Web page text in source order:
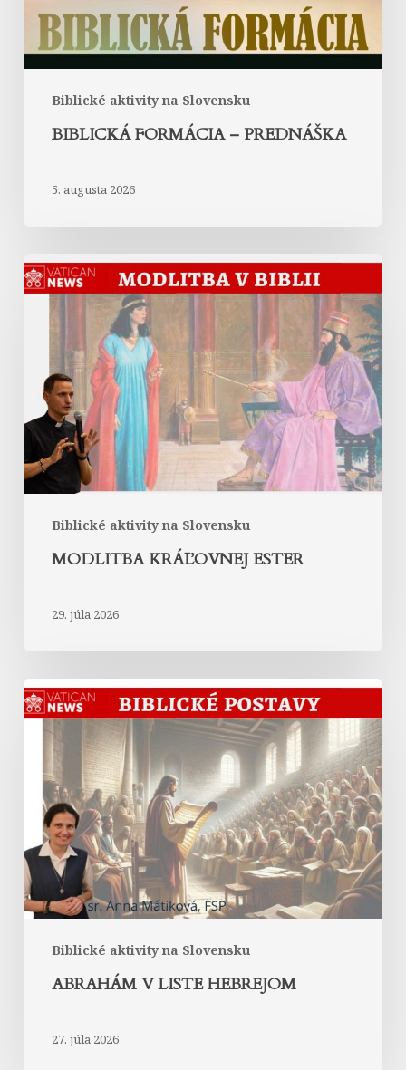
Biblické aktivity na Slovensku
BIBLICKÁ FORMÁCIA – PREDNÁŠKA
5. augusta 2026
Biblické aktivity na Slovensku
Modlitba
kráľovnej
Ester
MODLITBA KRÁĽOVNEJ ESTER
29. júla 2026
Biblické aktivity na Slovensku
Abrahám
v
Liste
Hebrejom
ABRAHÁM V LISTE HEBREJOM
27. júla 2026